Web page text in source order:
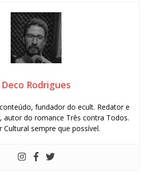
Deco Rodrigues
fundador do ecult. Redator e
autor do romance Três contra Todos.
Cultural sempre que possível.